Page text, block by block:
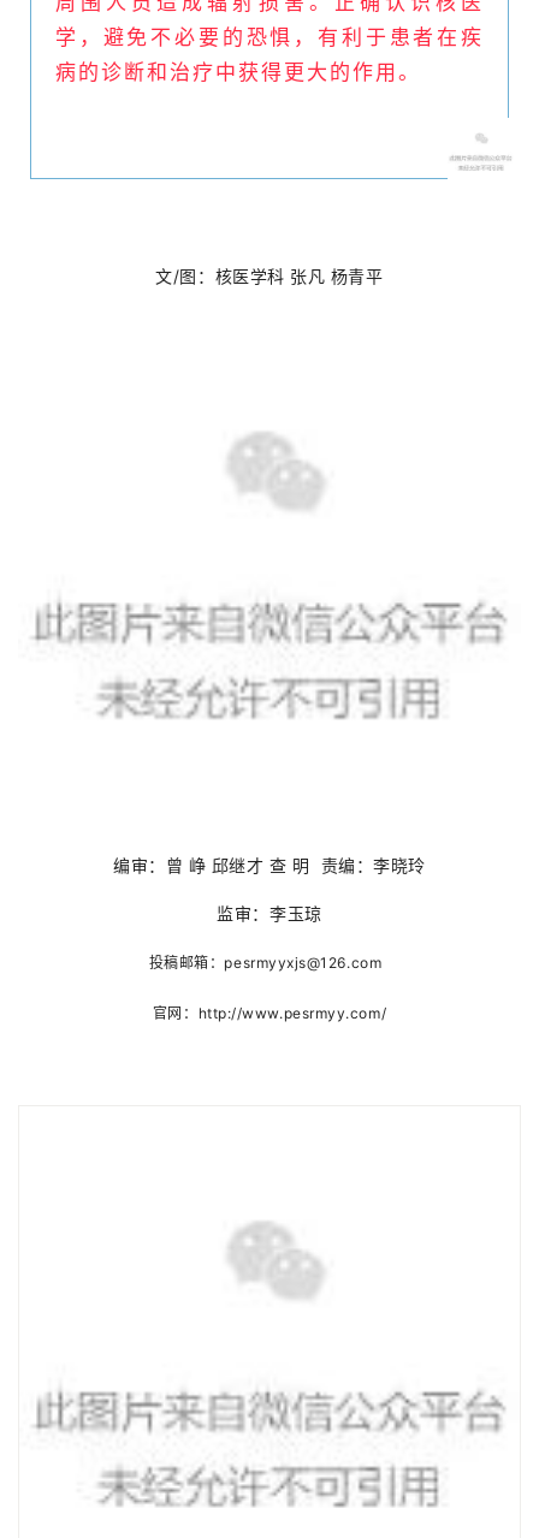
学，避免不必要的恐惧，有利于患者在疾
病的诊断和治疗中获得更大的作用。
文/图：核医学科 张凡 杨青平
编审：曾 峥 邱继才 查 明 责编：李晓玲
监审：李玉琼
投稿邮箱： pesrmyyxjs@126.com
官网：http://www.pesrmyy.com/